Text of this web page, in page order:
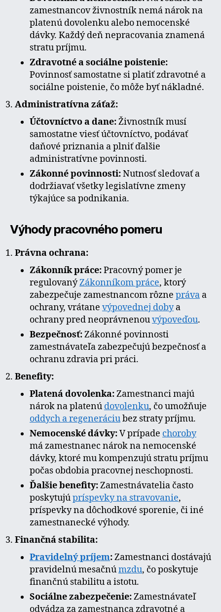
zamestnancov živnostník nemá nárok na
platenú dovolenku alebo nemocenské
dávky. Každý deň nepracovania znamená
stratu príjmu.
Zdravotné a sociálne poistenie:
Povinnosť samostatne si platiť zdravotné a
sociálne poistenie, čo môže byť nákladné.
Administratívna záťaž:
Účtovníctvo a dane:Živnostník musí
samostatne viesť účtovníctvo, podávať
daňové priznania a plniť ďalšie
administratívne povinnosti.
Zákonné povinnosti:Nutnosť sledovať a
dodržiavať všetky legislatívne zmeny
týkajúce sa podnikania.
Výhody pracovného pomeru
Právna ochrana:
Zákonník práce:Pracovný pomer je
regulovanýZákonníkom práce, ktorý
zabezpečuje zamestnancom rôzne práva a
ochrany, vrátane výpovednej dobya
ochrany pred neoprávnenouvýpoveďou.
Bezpečnosť:Zákonné povinnosti
zamestnávateľa zabezpečujú bezpečnosť a
ochranu zdravia pri práci.
Benefity:
Platená dovolenka:Zamestnanci majú
nárok na platenú dovolenku, čo umožňuje
oddych a regeneráciubez straty príjmu.
Nemocenské dávky:V prípade choroby
má zamestnanec nárok na nemocenské
dávky, ktoré mu kompenzujú stratu príjmu
počas obdobia pracovnej neschopnosti.
Ďalšie benefity:Zamestnávatelia často
poskytujúpríspevky na stravovanie,
príspevky na dôchodkové sporenie, či iné
zamestnanecké výhody.
Finančná stabilita:
Pravidelný príjem:Zamestnanci dostávajú
pravidelnú mesačnúmzdu, čo poskytuje
finančnú stabilitu a istotu.
Sociálne zabezpečenie:Zamestnávateľ
odvádza za zamestnanca zdravotné a